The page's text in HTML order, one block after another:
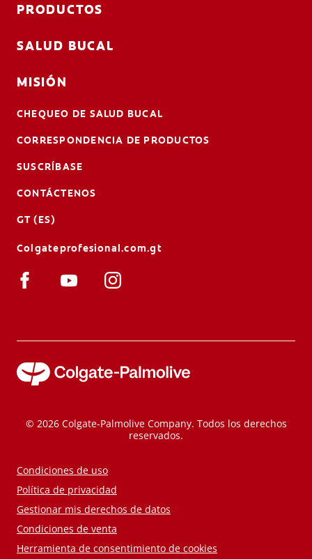
PRODUCTOS
SALUD BUCAL
MISIÓN
CHEQUEO DE SALUD BUCAL
CORRESPONDENCIA DE PRODUCTOS
SUSCRÍBASE
CONTÁCTENOS
GT (ES)
Colgateprofesional.com.gt
© 2026 Colgate-Palmolive Company. Todos los derechos
reservados.
Condiciones de uso
Política de privacidad
Gestionar mis derechos de datos
Condiciones de venta
Herramienta de consentimiento de cookies